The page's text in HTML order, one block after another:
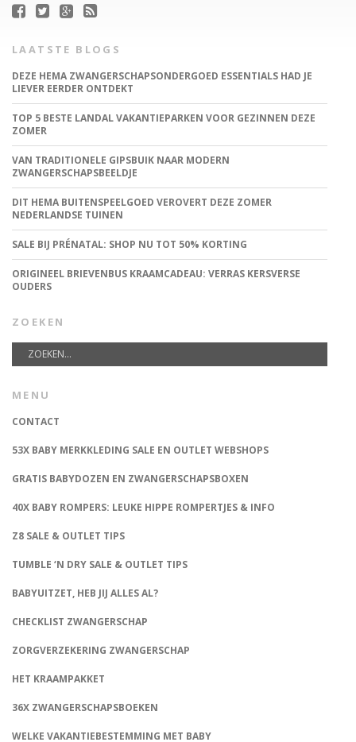
LAATSTE BLOGS
DEZE HEMA ZWANGERSCHAPSONDERGOED ESSENTIALS HAD JE
LIEVER EERDER ONTDEKT
TOP 5 BESTE LANDAL VAKANTIEPARKEN VOOR GEZINNEN DEZE
ZOMER
VAN TRADITIONELE GIPSBUIK NAAR MODERN
ZWANGERSCHAPSBEELDJE
DIT HEMA BUITENSPEELGOED VEROVERT DEZE ZOMER
NEDERLANDSE TUINEN
SALE BIJ PRÉNATAL: SHOP NU TOT 50% KORTING
ORIGINEEL BRIEVENBUS KRAAMCADEAU: VERRAS KERSVERSE
OUDERS
ZOEKEN
MENU
CONTACT
53X BABY MERKKLEDING SALE EN OUTLET WEBSHOPS
GRATIS BABYDOZEN EN ZWANGERSCHAPSBOXEN
40X BABY ROMPERS: LEUKE HIPPE ROMPERTJES & INFO
Z8 SALE & OUTLET TIPS
TUMBLE ‘N DRY SALE & OUTLET TIPS
BABYUITZET, HEB JIJ ALLES AL?
CHECKLIST ZWANGERSCHAP
ZORGVERZEKERING ZWANGERSCHAP
HET KRAAMPAKKET
36X ZWANGERSCHAPSBOEKEN
WELKE VAKANTIEBESTEMMING MET BABY